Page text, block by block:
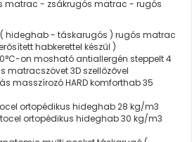
matrac - zsákrugós matrac - rugós
hideghab - táskarugós ) rugós matrac
habkerettel készűl )
on mosható antiallergén steppelt 4
3D szellőzővel
masszírozó HARD komforthab 35
ortopédikus hideghab 28 kg/m3
ortopédikus hideghab 30 kg/m3